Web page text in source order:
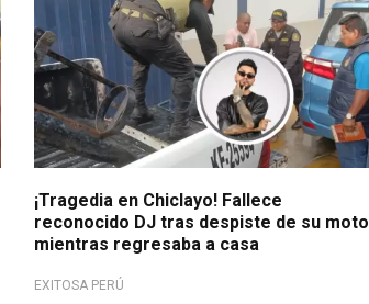
¡Tragedia en Chiclayo! Fallece
reconocido DJ tras despiste de su moto
mientras regresaba a casa
EXITOSA PERÚ